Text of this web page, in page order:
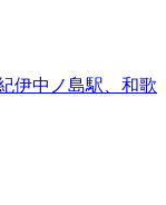
伊中ノ島駅、和歌